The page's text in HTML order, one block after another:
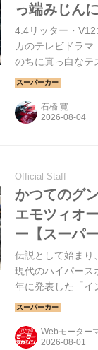
っ端みじん
4.4リッター・
カのテレビドラマ
のちに真っ白なテ
激怒したという騒
石橋 寛
Official Staff
かつてのグ
エモツィオ
ー【スーパ
伝説として始まり
現代のハイパース
年に発表した「イ
Webモーター